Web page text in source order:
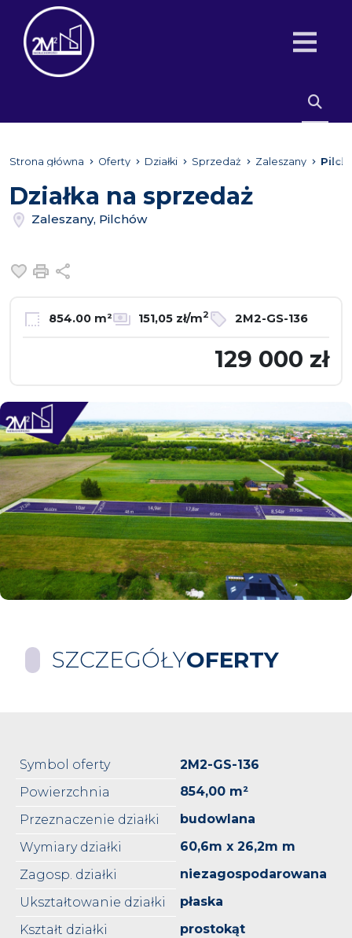
Strona główna Oferty Działki Sprzedaż Zaleszany
Działka na sprzedaż
Zaleszany, Pilchów
Dodaj do ulubionych
Drukuj
854.00 m² 151,05 zł/m2 2M2-GS-136
129 000 zł
SZCZEGÓŁYOFERTY
Symbol oferty
2M2-GS-136
Powierzchnia
854,00 m²
Przeznaczenie działki
budowlana
Wymiary działki
60,6m x 26,2m m
Zagosp. działki
niezagospodarowana
Ukształtowanie działki
płaska
Kształt działki
prostokąt